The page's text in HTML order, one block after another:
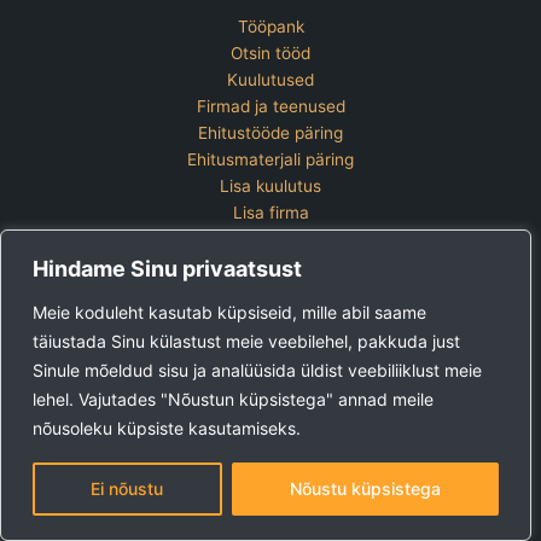
Hindame Sinu privaatsust
Meie koduleht kasutab küpsiseid, mille abil saame
täiustada Sinu külastust meie veebilehel, pakkuda just
Sinule mõeldud sisu ja analüüsida üldist veebiliiklust meie
lehel. Vajutades "Nõustun küpsistega" annad meile
nõusoleku küpsiste kasutamiseks.
Ei nõustu Nõustu küpsistega
Tööpank
Otsin tööd
Kuulutused
Firmad ja teenused
Ehitustööde päring
Ehitusmaterjali päring
Lisa kuulutus
Lisa firma
Kontakt
Lisa kuulutus
Vaata ettevõtete pakette
Ehitus24 OÜ
Tel:+372 5123 867 (E-R 9-15)
E-post: kuulutused@ehitus24.ee
Copyright © 2026 Ehitus24